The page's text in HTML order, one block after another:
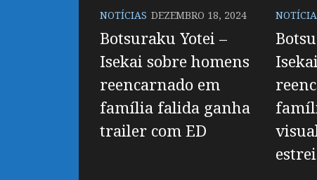
NOTÍCIAS DEZEMBRO 18, 2024
Botsuraku Yotei –
Isekai sobre homens
reencarnado em
família falida ganha
trailer com ED